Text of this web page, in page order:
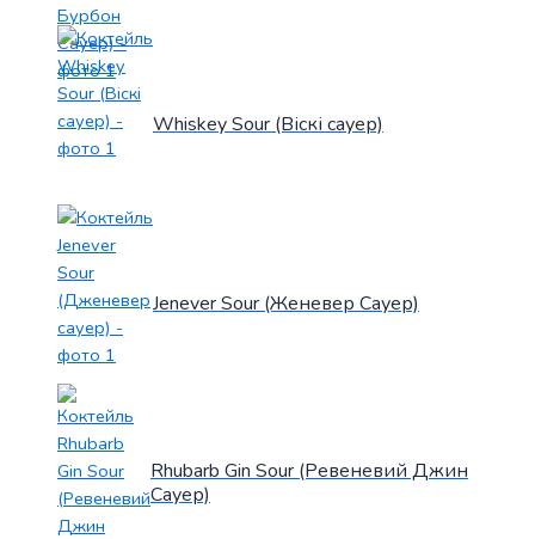
Whiskey Sour (Віскі сауер)
Jenever Sour (Женевер Сауер)
Rhubarb Gin Sour (Ревеневий Джин
Сауер)